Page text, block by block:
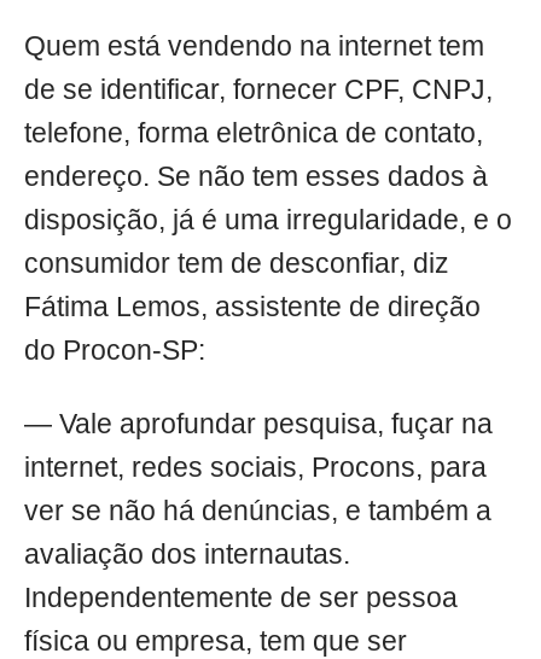
Quem está vendendo na internet tem
de se identificar, fornecer CPF, CNPJ,
telefone, forma eletrônica de contato,
endereço. Se não tem esses dados à
disposição, já é uma irregularidade, e o
consumidor tem de desconfiar, diz
Fátima Lemos, assistente de direção
do Procon-SP:
— Vale aprofundar pesquisa, fuçar na
internet, redes sociais, Procons, para
ver se não há denúncias, e também a
avaliação dos internautas.
Independentemente de ser pessoa
física ou empresa, tem que ser